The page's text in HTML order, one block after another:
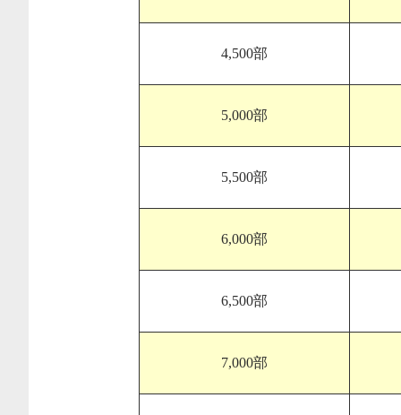
4,500部
5,000部
5,500部
6,000部
6,500部
7,000部